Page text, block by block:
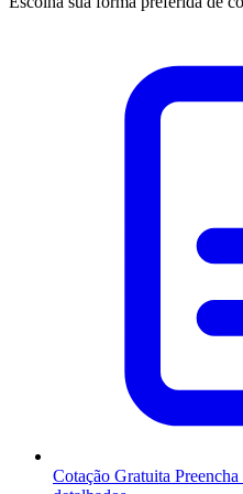
Cotação Gratuita